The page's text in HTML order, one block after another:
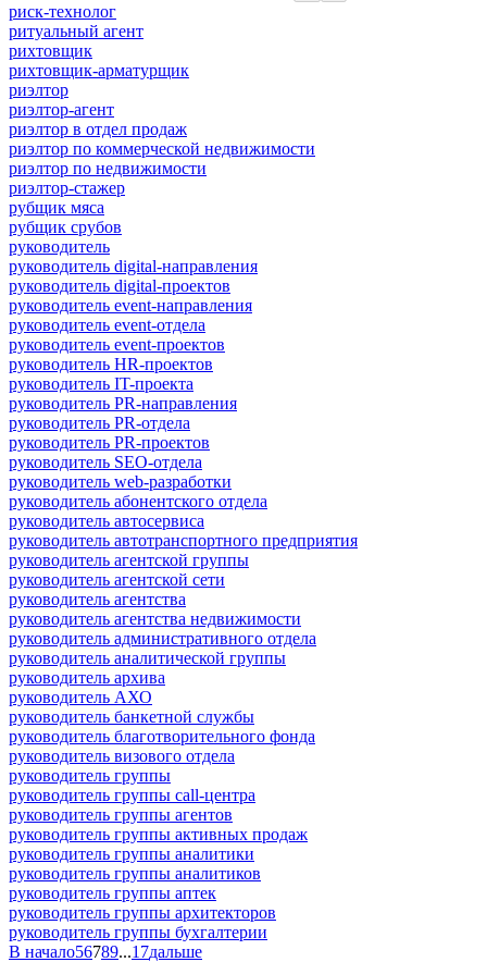
риск-технолог
ритуальный агент
рихтовщик
рихтовщик-арматурщик
риэлтор
риэлтор-агент
риэлтор в отдел продаж
риэлтор по коммерческой недвижимости
риэлтор по недвижимости
риэлтор-стажер
рубщик мяса
рубщик срубов
руководитель
руководитель digital-направления
руководитель digital-проектов
руководитель event-направления
руководитель event-отдела
руководитель event-проектов
руководитель HR-проектов
руководитель IT-проекта
руководитель PR-направления
руководитель PR-отдела
руководитель PR-проектов
руководитель SEO-отдела
руководитель web-разработки
руководитель абонентского отдела
руководитель автосервиса
руководитель автотранспортного предприятия
руководитель агентской группы
руководитель агентской сети
руководитель агентства
руководитель агентства недвижимости
руководитель административного отдела
руководитель аналитической группы
руководитель архива
руководитель АХО
руководитель банкетной службы
руководитель благотворительного фонда
руководитель визового отдела
руководитель группы
руководитель группы call-центра
руководитель группы агентов
руководитель группы активных продаж
руководитель группы аналитики
руководитель группы аналитиков
руководитель группы аптек
руководитель группы архитекторов
руководитель группы бухгалтерии
В начало56789...17дальше